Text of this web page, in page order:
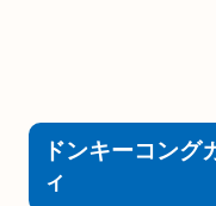
ドンキーコング
ィ